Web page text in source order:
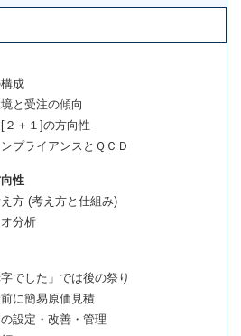
成
と受注の傾向
＋１]の方向性
ライアンスとＱＣＤ
性
方 (考え方と仕組み)
分析
した」では後の祭り
に簡易原価見積
設定・改善・管理